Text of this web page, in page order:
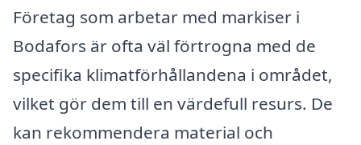
Företag som arbetar med markiser i
Bodafors är ofta väl förtrogna med de
specifika klimatförhållandena i området,
vilket gör dem till en värdefull resurs. De
kan rekommendera material och